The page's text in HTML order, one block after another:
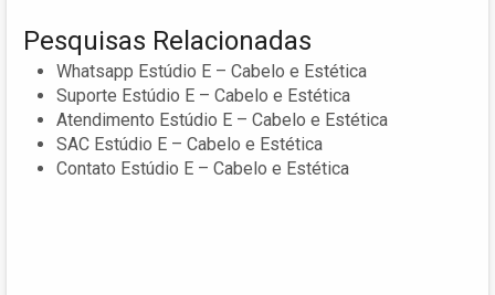
Pesquisas Relacionadas
Whatsapp Estúdio E – Cabelo e Estética
Suporte Estúdio E – Cabelo e Estética
Atendimento Estúdio E – Cabelo e Estética
SAC Estúdio E – Cabelo e Estética
Contato Estúdio E – Cabelo e Estética